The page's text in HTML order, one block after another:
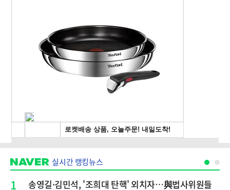
실시간 랭킹뉴스
1
송영길·김민석, '조희대 탄핵' 외치자…與법사위원들